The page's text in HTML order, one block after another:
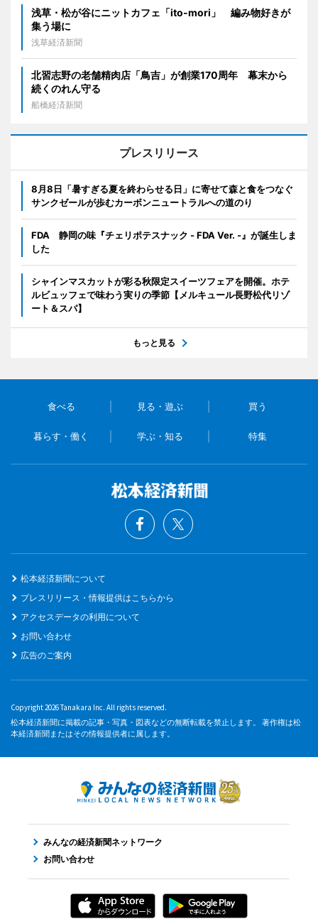
浅草・松が谷にニットカフェ「ito-mori」 編み物好きが
集う場に
浅草経済新聞
北習志野の老舗精肉店「鳥吉」が創業170周年 幕末から
続くのれん守る
船橋経済新聞
プレスリリース
8月8日「暑すぎる夏を終わらせる日」に寄せて森と食をつなぐ
サンクゼールが歩むカーボンニュートラルへの道のり
FDA 静岡の味『チェリポテスナック - FDA Ver. -』が誕生しま
した
シャインマスカットが彩る秋限定スイーツフェアを開催。ホテ
ルビュッフェで味わう実りの季節【メルキュール長野松代リゾ
ート＆スパ】
もっと見る
食べる 見る・遊ぶ 買う
暮らす・働く 学ぶ・知る 特集
松本経済新聞について
プレスリリース・情報提供はこちらから
アクセスデータの利用について
お問い合わせ
広告のご案内
Copyright 2026 Tanakara Inc. All rights reserved.
松本経済新聞に掲載の記事・写真・図表などの無断転載を禁止します。 著作権は松
本経済新聞またはその情報提供者に属します。
みんなの経済新聞ネットワーク
お問い合わせ